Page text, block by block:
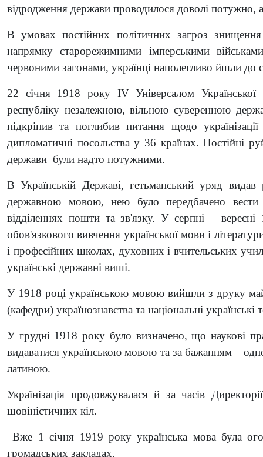
відродження держави проводилося доволі потужно,
В умовах постійних політичних загроз
напрямку старорежимними імперськими
червоними загонами, українці наполегливо йшли до
22 січня 1918 року IV Універсалом
республіку незалежною, вільною суверенною
підкріпив та поглибив питання щодо
дипломатичні посольства у 36 країнах. Постійні
держави були надто потужними.
В Українській Державі, гетьманський уряд
державною мовою, нею було передбачено вести
відділеннях пошти та зв'язку. У серпні –
обов'язкового вивчення української мови і
і професійних школах, духовних і вчительських
українські державні виші.
У 1918 році українською мовою вийшли з друку
(кафедри) українознавства та національні українські
У грудні 1918 року було визначено, що наукові
видаватися українською мовою та за бажанням –
латиною.
Українізація продовжувалася й за часів
шовіністичних кіл.
Вже 1 січня 1919 року українська мова була
громадських закладах.